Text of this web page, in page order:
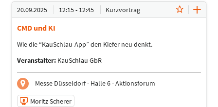
20.09.2025 12:15 - 12:45 Kurzvortrag
CMD und KI
Wie die “KauSchlau-App” den Kiefer neu denkt.
Veranstalter: KauSchlau GbR
Messe Düsseldorf - Halle 6 - Aktionsforum
Moritz Scherer